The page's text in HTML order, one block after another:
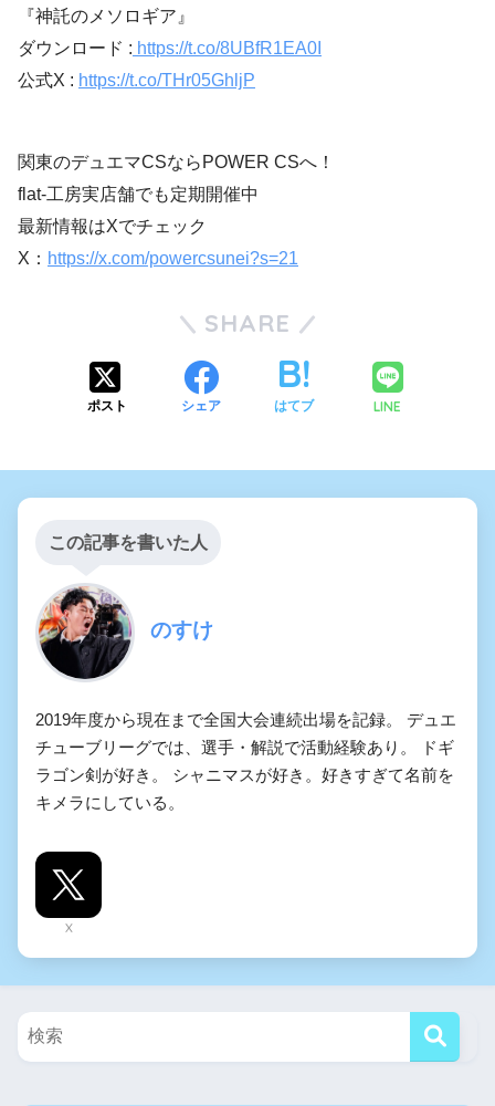
『神託のメソロギア』
ダウンロード : https://t.co/8UBfR1EA0I
公式X : https://t.co/THr05GhljP
関東のデュエマCSならPOWER CSへ！
flat-工房実店舗でも定期開催中
最新情報はXでチェック
X： https://x.com/powercsunei?s=21
SHARE
ポスト シェア はてブ LINE
この記事を書いた人
のすけ
2019年度から現在まで全国大会連続出場を記録。 デュエ
チューブリーグでは、選手・解説で活動経験あり。 ドギ
ラゴン剣が好き。 シャニマスが好き。好きすぎて名前を
キメラにしている。
X